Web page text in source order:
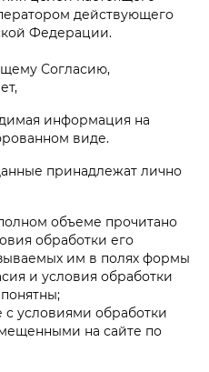
действующего
Федерации.
Согласию,
информация на
виде.
принадлежат лично
объеме прочитано
обработки его
им в полях формы
и условия обработки
с условиями обработки
на сайте по